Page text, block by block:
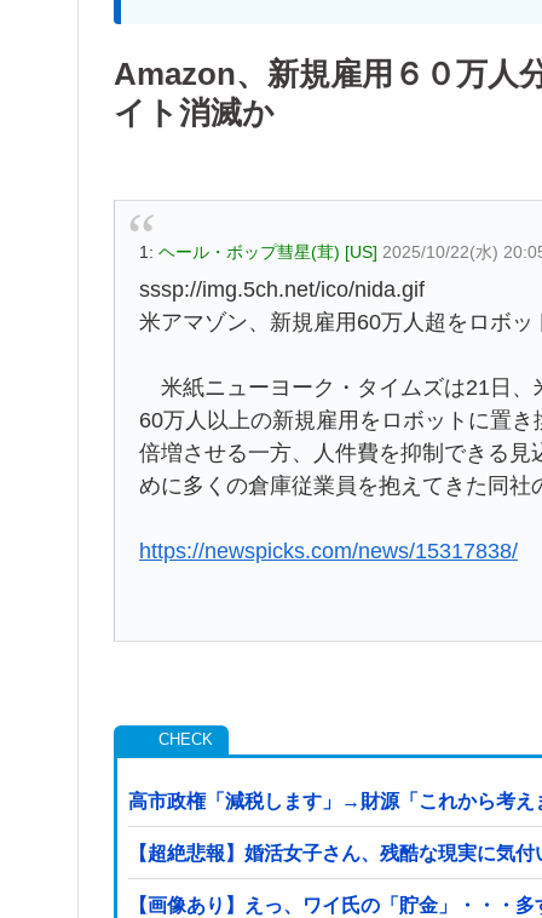
Amazon、新規雇用６０万人
イト消滅か
1: ヘール・ボップ彗星(茸) [US] 2025/10/22(水)
sssp://img.5ch.net/ico/nida.gif
米アマゾン、新規雇用60万人超をロボ
米紙ニューヨーク・タイムズは21日、
60万人以上の新規雇用をロボットに置
倍増させる一方、人件費を抑制できる
めに多くの倉庫従業員を抱えてきた同
https://newspicks.com/news/15317838/
高市政権「減税します」→財源「これから考え
【超絶悲報】婚活女子さん、残酷な現実に気
【画像あり】えっ、ワイ氏の「貯金」・・・